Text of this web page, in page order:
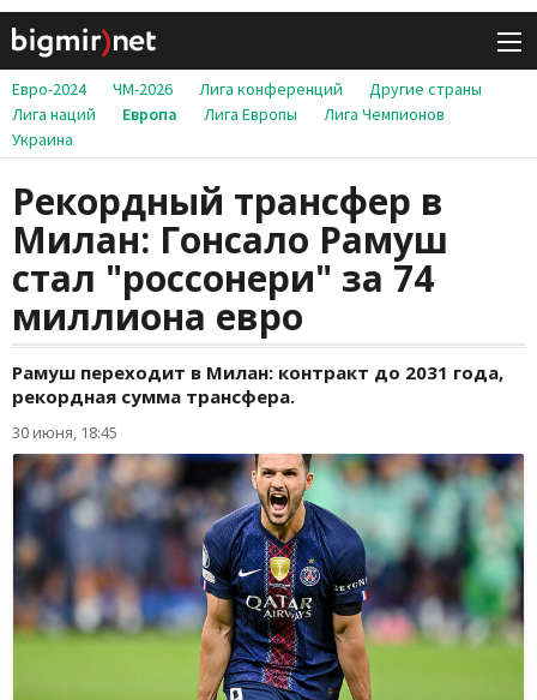
Евро-2024 ЧМ-2026 Лига конференций
Другие страны
Лига наций
Европа Лига Европы
Лига Чемпионов
Украина
Рекордный трансфер в
Милан: Гонсало Рамуш
стал "россонери" за 74
миллиона евро
Рамуш переходит в Милан: контракт до 2031 года,
рекордная сумма трансфера.
30 июня, 18:45